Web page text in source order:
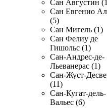
Сан Августин
Сан Евгенио
(5)
Сан Мигель (1)
Сан Фелиу де
Гишольс (1)
Сан-Андрес-де-
Льеванерас (1)
Сан-Жуст-
(11)
Сан-Кугат-дель-
Вальес (6)